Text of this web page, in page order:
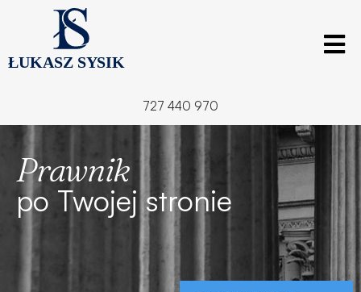
727 440 970
Prawnik
po Twojej stronie